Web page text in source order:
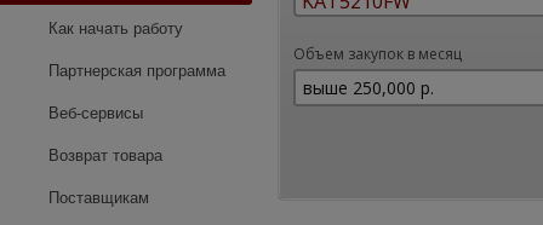
Как начать работу
Партнерская программа
Веб-сервисы
Возврат товара
Поставщикам
Объем закупок в месяц